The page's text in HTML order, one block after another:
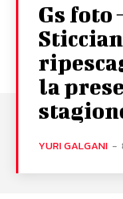
Gs foto
la
YURI GALGANI -